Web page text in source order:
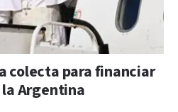
colecta para financiar
Argentina